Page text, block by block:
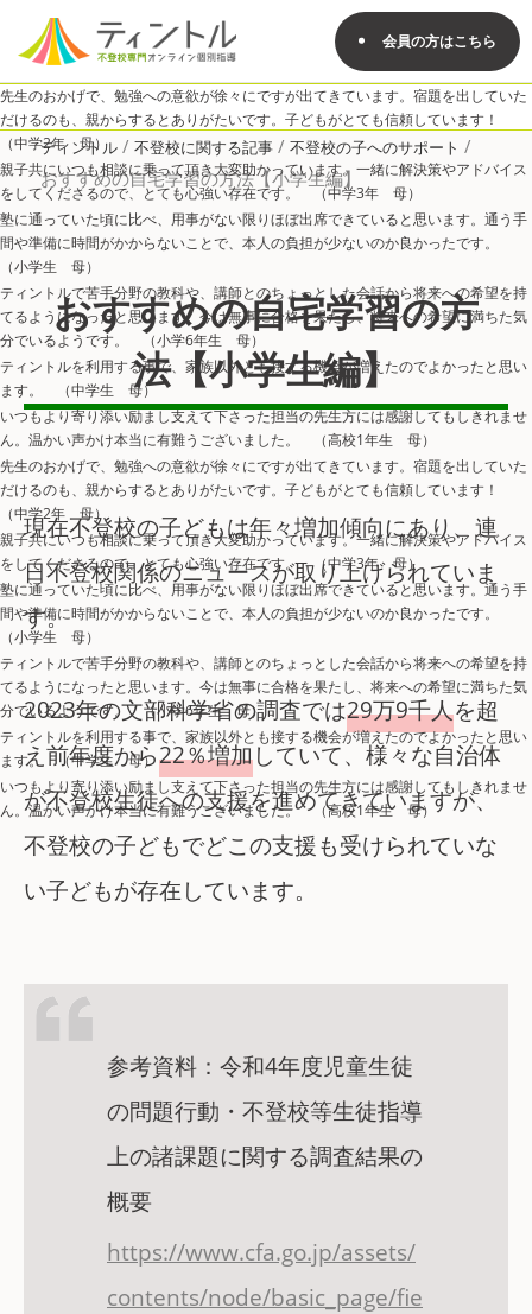
会員の方はこちら
先生のおかげで、勉強への意欲が徐々にですが出てきています。宿題を出していた
だけるのも、親からするとありがたいです。子どもがとても信頼しています！
（中学2年 母）
親子共にいつも相談に乗って頂き大変助かっています。一緒に解決策やアドバイス
をしてくださるので、とても心強い存在です。 （中学3年 母）
塾に通っていた頃に比べ、用事がない限りほぼ出席できていると思います。通う手
間や準備に時間がかからないことで、本人の負担が少ないのか良かったです。
（小学生 母）
ティントルで苦手分野の教科や、講師とのちょっとした会話から将来への希望を持
てるようになったと思います。今は無事に合格を果たし、将来への希望に満ちた気
分でいるようです。 （小学6年生 母）
ティントルを利用する事で、家族以外とも接する機会が増えたのでよかったと思い
ます。 （中学生 母）
いつもより寄り添い励まし支えて下さった担当の先生方には感謝してもしきれませ
ん。温かい声かけ本当に有難うございました。 （高校1年生 母）
先生のおかげで、勉強への意欲が徐々にですが出てきています。宿題を出していた
だけるのも、親からするとありがたいです。子どもがとても信頼しています！
（中学2年 母）
親子共にいつも相談に乗って頂き大変助かっています。一緒に解決策やアドバイス
をしてくださるので、とても心強い存在です。 （中学3年 母）
塾に通っていた頃に比べ、用事がない限りほぼ出席できていると思います。通う手
間や準備に時間がかからないことで、本人の負担が少ないのか良かったです。
（小学生 母）
ティントルで苦手分野の教科や、講師とのちょっとした会話から将来への希望を持
てるようになったと思います。今は無事に合格を果たし、将来への希望に満ちた気
分でいるようです。 （小学6年生 母）
ティントルを利用する事で、家族以外とも接する機会が増えたのでよかったと思い
ます。 （中学生 母）
いつもより寄り添い励まし支えて下さった担当の先生方には感謝してもしきれませ
ん。温かい声かけ本当に有難うございました。 （高校1年生 母）
ティントル / 不登校に関する記事 / 不登校の子へのサポート /
おすすめの自宅学習の方法【小学生編】
おすすめの自宅学習の方
法【小学生編】
現在不登校の子どもは年々増加傾向にあり、連
日不登校関係のニュースが取り上げられていま
す。
2023年の文部科学省の調査では29万9千人を超
え前年度から22％増加していて、様々な自治体
が不登校生徒への支援を進めてきていますが、
不登校の子どもでどこの支援も受けられていな
い子どもが存在しています。
参考資料：令和4年度児童生徒
の問題行動・不登校等生徒指導
上の諸課題に関する調査結果の
概要
https://www.cfa.go.jp/assets/
contents/node/basic_page/fie